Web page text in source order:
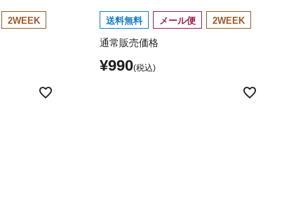
2WEEK 送料無料 メール便 2WEEK
通常販売価格
¥990